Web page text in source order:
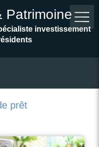
Patrimoine
investissement
prêt